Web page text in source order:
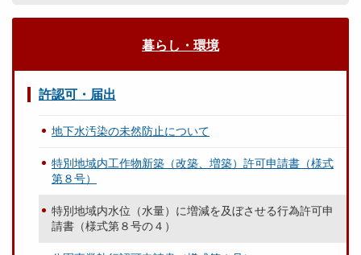
暮らし・環境
許認可・届出
地下水汚染の未然防止について
特別地域内工作物新築（改築、増築）許可申請書（様式
第８号）
特別地域内水位（水量）に増減を及ぼさせる行為許可申
請書（様式第８号の４）